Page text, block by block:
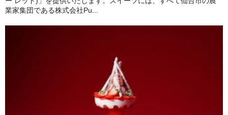
業家集団である株式会社Pu...